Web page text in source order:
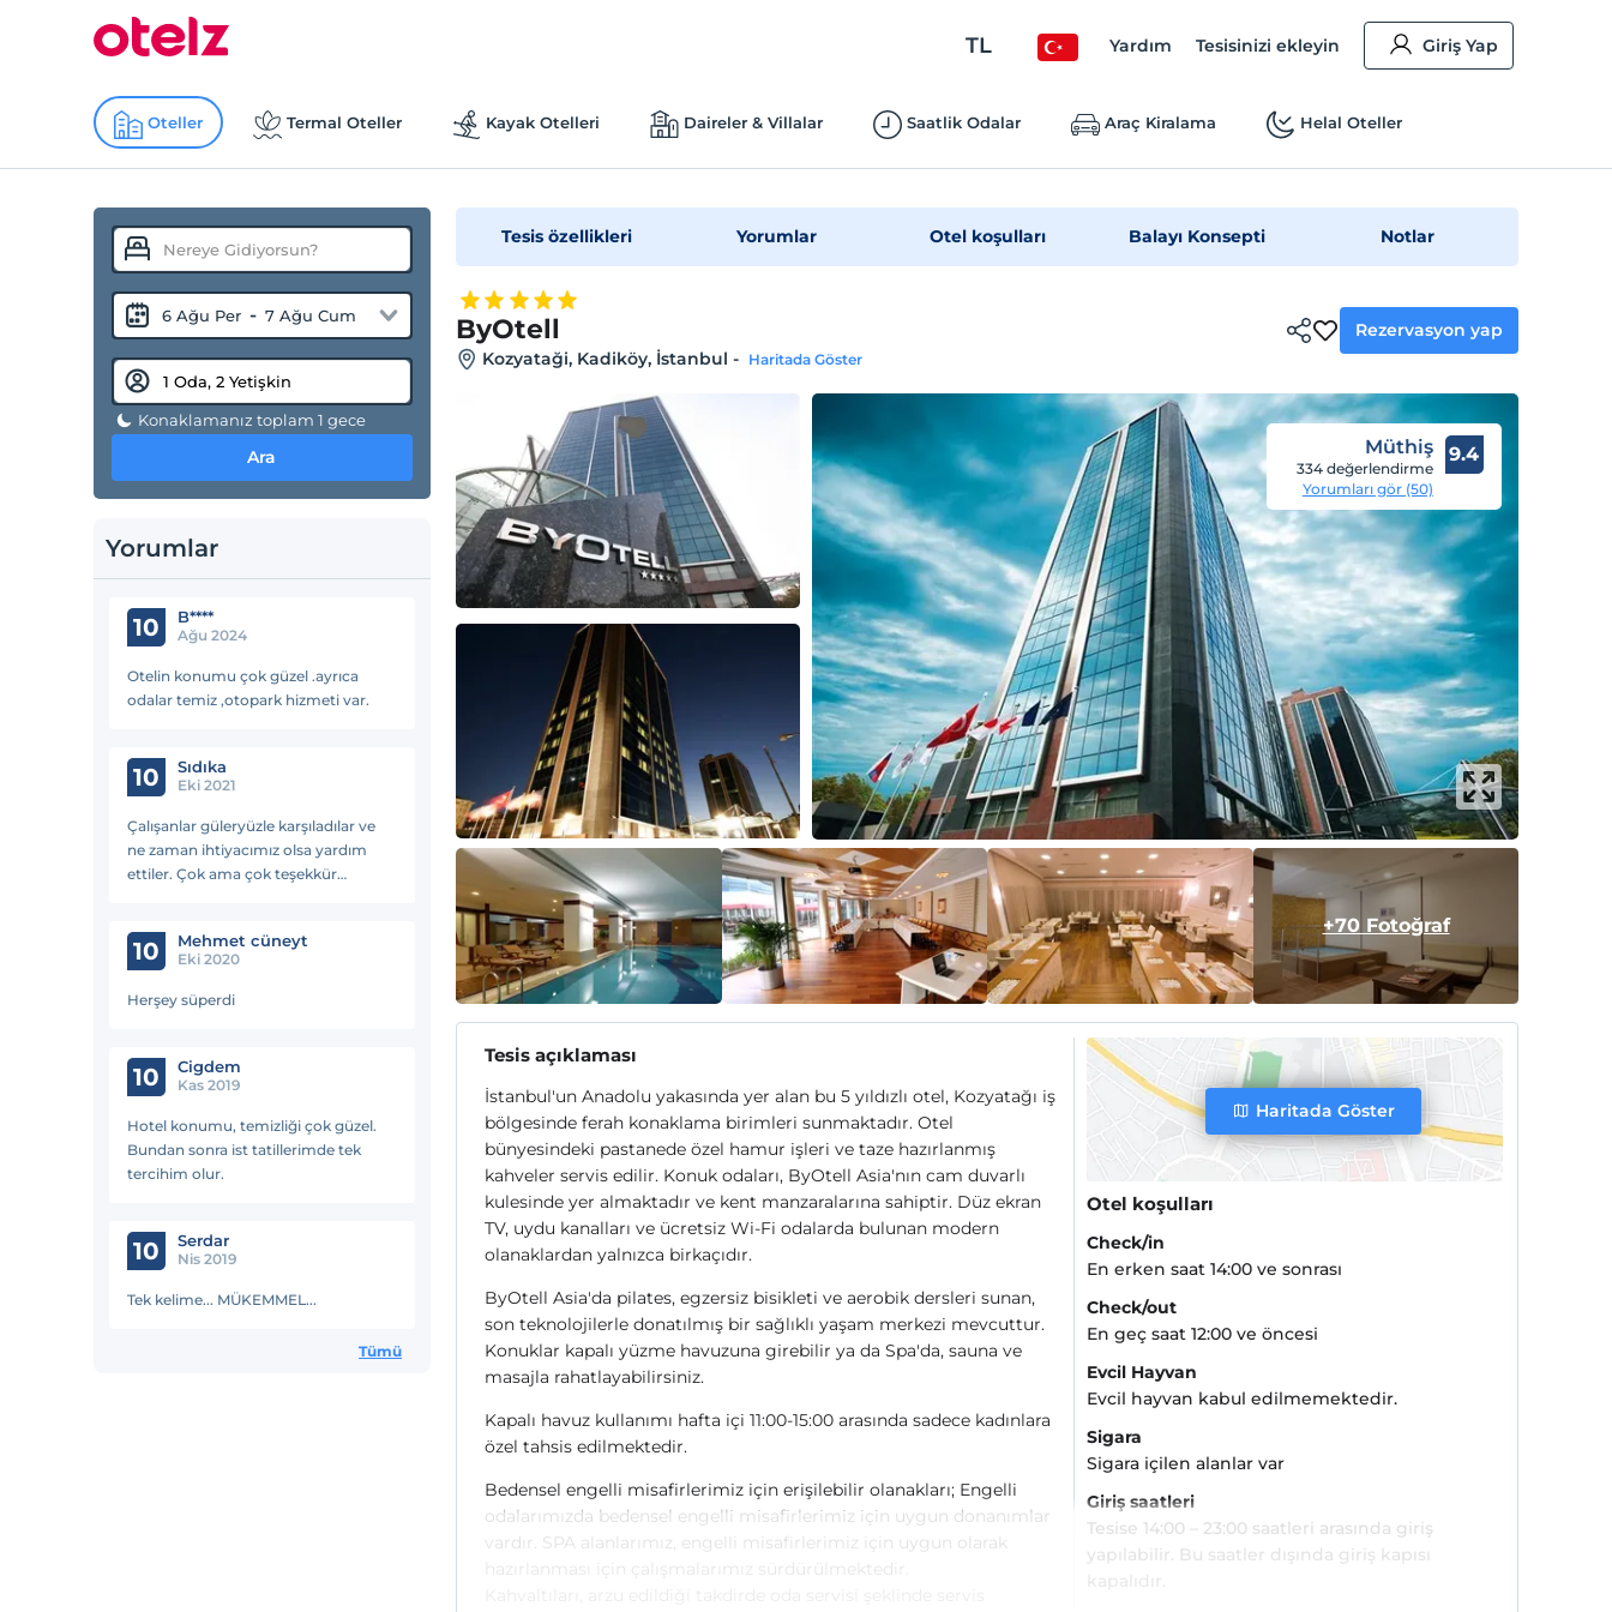
TL Yardım Tesisinizi ekleyin Giriş Yap
Oteller Termal Oteller Kayak Otelleri Daireler & Villalar Saatlik Odalar Araç Kiralama Helal Oteller
6 Ağu Per - 7 Ağu Cum
Konaklamanız toplam 1 gece
Ara
Yorumlar
10 B****
Ağu 2024
Otelin konumu çok güzel .ayrıca
odalar temiz ,otopark hizmeti var.
10 Sıdıka
Eki 2021
Çalışanlar güleryüzle karşıladılar ve
ne zaman ihtiyacımız olsa yardım
ettiler. Çok ama çok teşekkür
10 Mehmet cüneyt
Eki 2020
Herşey süperdi
10 Cigdem
Kas 2019
Hotel konumu, temizliği çok güzel.
Bundan sonra ist tatillerimde tek
tercihim olur.
10 Serdar
Nis 2019
Tek kelime... MÜKEMMEL...
Tümü
Tesis özellikleri Yorumlar Otel koşulları Balayı Konsepti Notlar
ByOtell
Kozyataği, Kadiköy, İstanbul - Haritada Göster
Rezervasyon yap
Müthiş
334 değerlendirme
Yorumları gör (50)
9.4
+70 Fotoğraf
Tesis açıklaması
İstanbul'un Anadolu yakasında yer alan bu 5 yıldızlı otel, Kozyatağı iş
bölgesinde ferah konaklama birimleri sunmaktadır. Otel
bünyesindeki pastanede özel hamur işleri ve taze hazırlanmış
kahveler servis edilir. Konuk odaları, ByOtell Asia'nın cam duvarlı
kulesinde yer almaktadır ve kent manzaralarına sahiptir. Düz ekran
TV, uydu kanalları ve ücretsiz Wi-Fi odalarda bulunan modern
olanaklardan yalnızca birkaçıdır.
ByOtell Asia'da pilates, egzersiz bisikleti ve aerobik dersleri sunan,
son teknolojilerle donatılmış bir sağlıklı yaşam merkezi mevcuttur.
Konuklar kapalı yüzme havuzuna girebilir ya da Spa'da, sauna ve
masajla rahatlayabilirsiniz.
Kapalı havuz kullanımı hafta içi 11:00-15:00 arasında sadece kadınlara
özel tahsis edilmektedir.
Bedensel engelli misafirlerimiz için erişilebilir olanakları; Engelli
odalarımızda bedensel engelli misafirlerimiz için uygun donanımlar
vardır. SPA alanlarımız, engelli misafirlerimiz için uygun olarak
hazırlanması için çalışmalarımız sürdürülmektedir.
Haritada Göster
Otel koşulları
Check/in
En erken saat 14:00 ve sonrası
Check/out
En geç saat 12:00 ve öncesi
Evcil Hayvan
Evcil hayvan kabul edilmemektedir.
Sigara
Sigara içilen alanlar var
Giriş saatleri
Tesise 14:00 – 23:00 saatleri arasında giriş
yapılabilir. Bu saatler dışında giriş kapısı
kapalıdır.